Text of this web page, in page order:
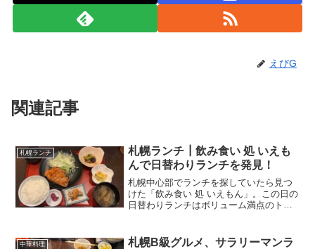
えびG
関連記事
札幌ランチ
札幌ランチ┃飲み食い 処 いえも
んで日替わりランチを発見！
札幌中心部でランチを探していたら見つ
けた「飲み食い 処 いえもん」。この日の
日替わりランチはボリューム満点のトン
ンチレビューです。
中華料理
札幌B級グルメ、サラリーマンラ